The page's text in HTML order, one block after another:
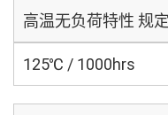
高温无负荷特性 规
125℃ / 1000hrs